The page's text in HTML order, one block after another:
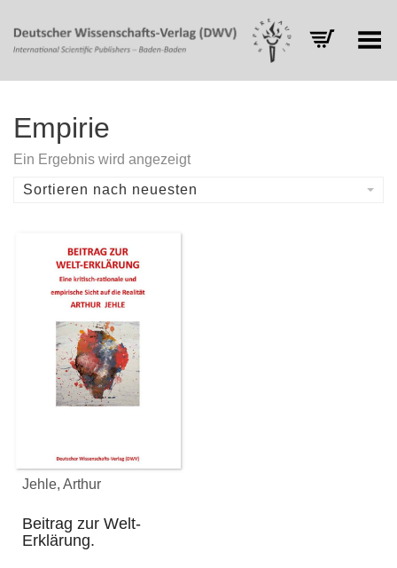
Toggle Menu
Empirie
Ein Ergebnis wird angezeigt
Sortieren nach neuesten
Jehle, Arthur
Beitrag zur Welt-
Erklärung.